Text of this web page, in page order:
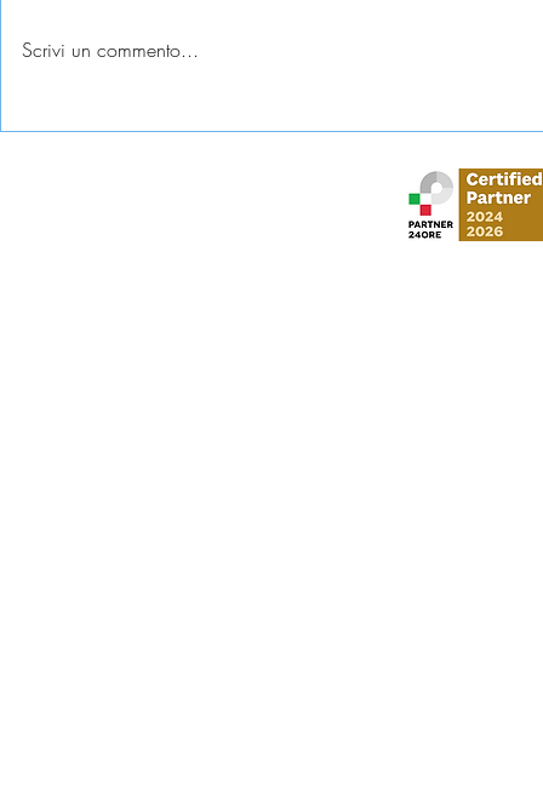
Scrivi un commento...